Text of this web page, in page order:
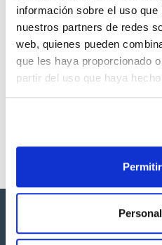
información sobre el uso
nuestros partners de redes
web, quienes pueden
que les haya proporcionado
partir del uso que haya
Regístrate para
Los productos marcados
productos marca
listos para una entrega